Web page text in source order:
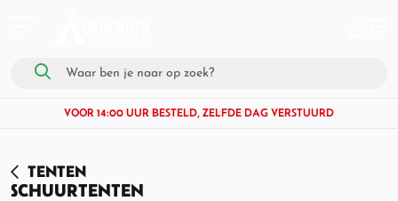
VOOR 14:00 UUR BESTELD, ZELFDE DAG VERSTUURD
SCHUURTENTEN
TENTEN